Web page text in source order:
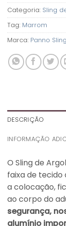
Categoria: Sling
Tag: Marrom
Marca: Panno Sling
DESCRIÇÃO
INFORMAÇÃO
O Sling de
faixa de tecido
a colocação,
ao corpo do
segurança,
alumínio